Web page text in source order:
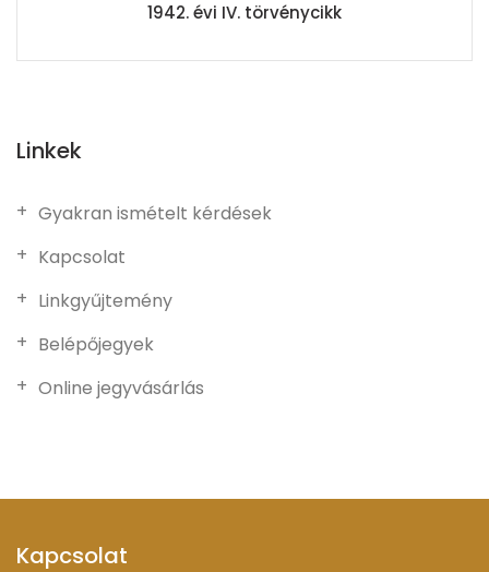
1942. évi IV. törvénycikk
Linkek
Gyakran ismételt kérdések
Kapcsolat
Linkgyűjtemény
Belépőjegyek
Online jegyvásárlás
Kapcsolat